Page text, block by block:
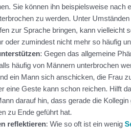
Sie können ihn beispielsweise
zu werden. Unter
zur Sprache bringen, kann vielleicht
oder zumindest nicht mehr so häufig
: Gegen das allgemeine
häufig von Männern unterbrochen
ein Mann sich anschicken, die Frau
eine Geste kann schon reichen. Hilft
darauf hin, dass gerade die
zu Ende geführt hat.
reflektieren: Wie so oft ist ein wenig